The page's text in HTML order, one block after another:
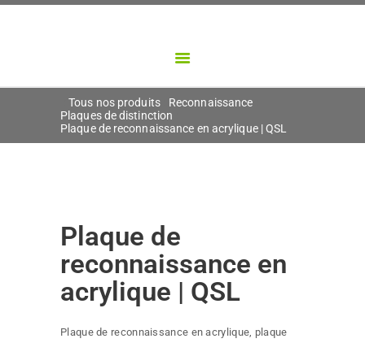
Tous nos produits
Reconnaissance
Plaques de distinction
Plaque de reconnaissance en acrylique | QSL
Créateur d'objets porteurs de sens
Plaque de
reconnaissance en
acrylique | QSL
Plaque de reconnaissance en acrylique, plaque